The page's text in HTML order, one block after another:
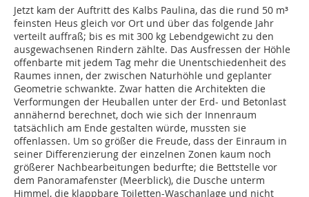
Jetzt kam der Auftritt des Kalbs Paulina, das die rund 50 m³
feinsten Heus gleich vor Ort und über das folgende Jahr
verteilt auffraß; bis es mit 300 kg Lebendgewicht zu den
ausgewachsenen Rindern zählte. Das Ausfressen der Höhle
offenbarte mit jedem Tag mehr die Unentschiedenheit des
Raumes innen, der zwischen Naturhöhle und geplanter
Geometrie schwankte. Zwar hatten die Architekten die
Verformungen der Heuballen unter der Erd- und Betonlast
annähernd berechnet, doch wie sich der Innenraum
tatsächlich am Ende gestalten würde, mussten sie
offenlassen. Um so größer die Freude, dass der Einraum in
seiner Differenzierung der einzelnen Zonen kaum noch
größerer Nachbearbeitun­gen bedurfte; die Bettstelle vor
dem Panoramafenster (Meerblick), die Dusche unterm
Himmel, die klappbare Toiletten-Waschanlage und nicht